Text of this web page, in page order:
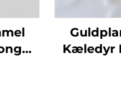
Kæledyr